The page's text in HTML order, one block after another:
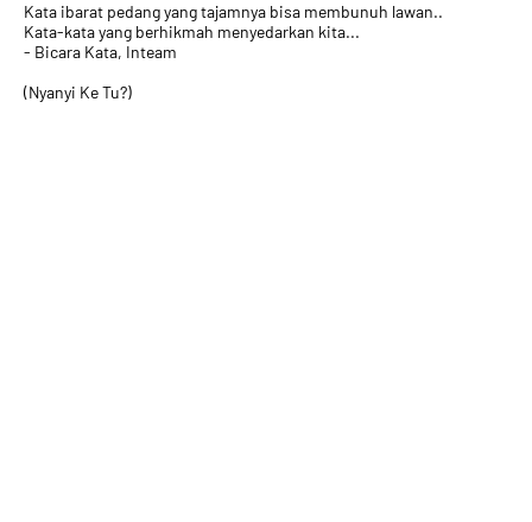
Kata ibarat pedang yang tajamnya bisa membunuh lawan..
Kata-kata yang berhikmah menyedarkan kita...
- Bicara Kata, Inteam
(Nyanyi Ke Tu?)